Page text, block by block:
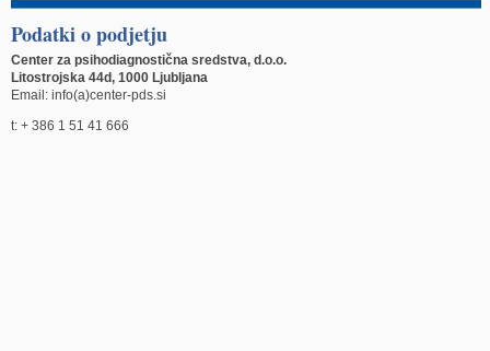
Podatki o podjetju
Center za psihodiagnostična sredstva, d.o.o.
Litostrojska 44d, 1000 Ljubljana
Email: info(a)center-pds.si
t: + 386 1 51 41 666